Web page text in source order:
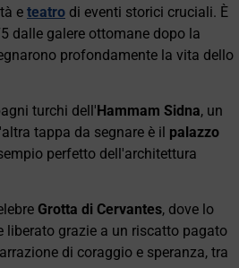
e teatro di eventi storici cruciali. È
dalle galere ottomane dopo la
profondamente la vita dello
turchi dell'Hammam Sidna, un
tappa da segnare è il palazzo
perfetto dell'architettura
Grotta di Cervantes, dove lo
liberato grazie a un riscatto pagato
di coraggio e speranza, tra